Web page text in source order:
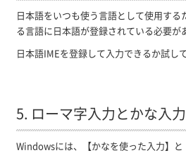
日本語をいつも使う言語として使用する
る言語に日本語が登録されている必要が
日本語IMEを登録して入力できるか試し
5. ローマ字入力とかな入
Windowsには、【かなを使った入力】と